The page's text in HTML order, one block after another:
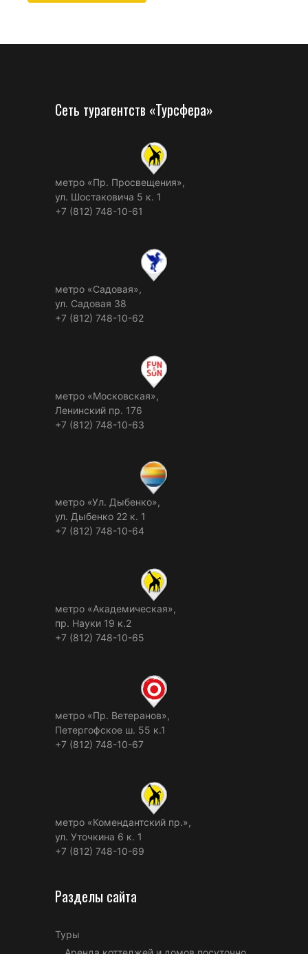
Сеть турагентств «Турсфера»
метро «Пр. Просвещения»,
ул. Шостаковича 5 к. 1
+7 (812) 748-10-61
метро «Садовая»,
ул. Садовая 38
+7 (812) 748-10-62
метро «Московская»,
Ленинский пр. 176
+7 (812) 748-10-63
метро «Ул. Дыбенко»,
ул. Дыбенко 22 к. 1
+7 (812) 748-10-64
метро «Академическая»,
пр. Науки 19 к.2
+7 (812) 748-10-65
метро «Пр. Ветеранов»,
Петергофское ш. 55 к.1
+7 (812) 748-10-67
метро «Комендантский пр.»,
ул. Уточкина 6 к. 1
+7 (812) 748-10-69
Разделы сайта
Туры